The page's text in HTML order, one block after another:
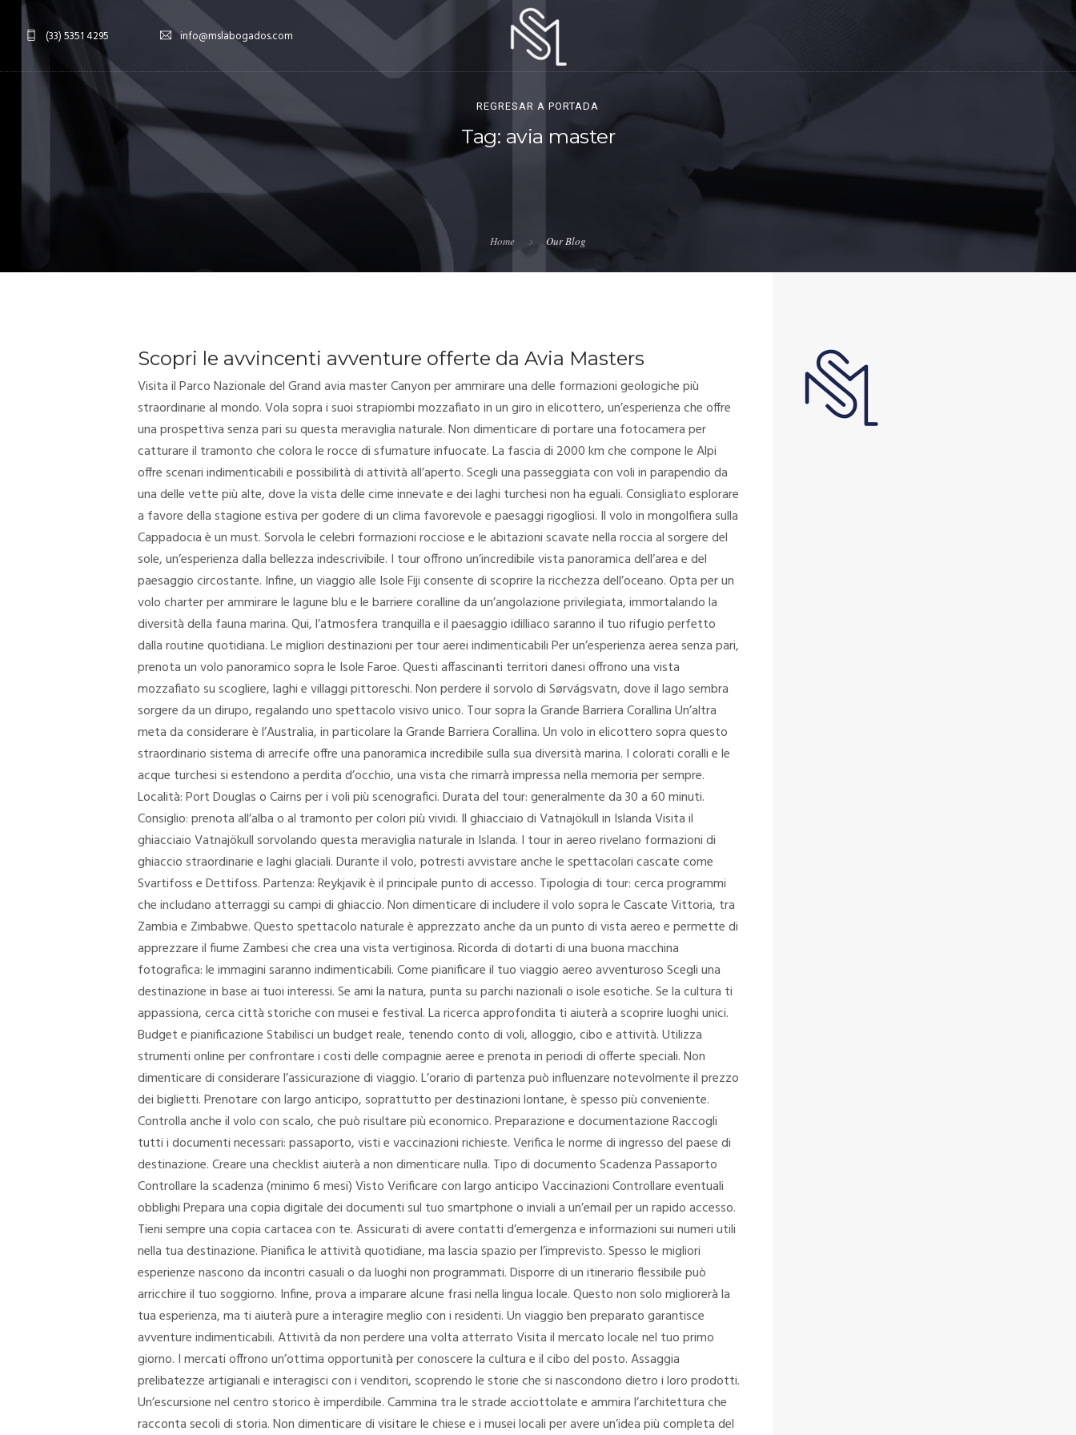
(33) 5351 4295 info@mslabogados.com
REGRESAR A PORTADA
Tag: avia master
Home Our Blog
Scopri le avvincenti avventure offerte da Avia Masters
Visita il Parco Nazionale del Grand avia master Canyon per ammirare una delle formazioni geologiche più
straordinarie al mondo. Vola sopra i suoi strapiombi mozzafiato in un giro in elicottero, un’esperienza che offre
una prospettiva senza pari su questa meraviglia naturale. Non dimenticare di portare una fotocamera per
catturare il tramonto che colora le rocce di sfumature infuocate. La fascia di 2000 km che compone le Alpi
offre scenari indimenticabili e possibilità di attività all’aperto. Scegli una passeggiata con voli in parapendio da
una delle vette più alte, dove la vista delle cime innevate e dei laghi turchesi non ha eguali. Consigliato esplorare
a favore della stagione estiva per godere di un clima favorevole e paesaggi rigogliosi. Il volo in mongolfiera sulla
Cappadocia è un must. Sorvola le celebri formazioni rocciose e le abitazioni scavate nella roccia al sorgere del
sole, un’esperienza dalla bellezza indescrivibile. I tour offrono un’incredibile vista panoramica dell’area e del
paesaggio circostante. Infine, un viaggio alle Isole Fiji consente di scoprire la ricchezza dell’oceano. Opta per un
volo charter per ammirare le lagune blu e le barriere coralline da un’angolazione privilegiata, immortalando la
diversità della fauna marina. Qui, l’atmosfera tranquilla e il paesaggio idilliaco saranno il tuo rifugio perfetto
dalla routine quotidiana. Le migliori destinazioni per tour aerei indimenticabili Per un’esperienza aerea senza pari,
prenota un volo panoramico sopra le Isole Faroe. Questi affascinanti territori danesi offrono una vista
mozzafiato su scogliere, laghi e villaggi pittoreschi. Non perdere il sorvolo di Sørvágsvatn, dove il lago sembra
sorgere da un dirupo, regalando uno spettacolo visivo unico. Tour sopra la Grande Barriera Corallina Un’altra
meta da considerare è l’Australia, in particolare la Grande Barriera Corallina. Un volo in elicottero sopra questo
straordinario sistema di arrecife offre una panoramica incredibile sulla sua diversità marina. I colorati coralli e le
acque turchesi si estendono a perdita d’occhio, una vista che rimarrà impressa nella memoria per sempre.
Località: Port Douglas o Cairns per i voli più scenografici. Durata del tour: generalmente da 30 a 60 minuti.
Consiglio: prenota all’alba o al tramonto per colori più vividi. Il ghiacciaio di Vatnajökull in Islanda Visita il
ghiacciaio Vatnajökull sorvolando questa meraviglia naturale in Islanda. I tour in aereo rivelano formazioni di
ghiaccio straordinarie e laghi glaciali. Durante il volo, potresti avvistare anche le spettacolari cascate come
Svartifoss e Dettifoss. Partenza: Reykjavik è il principale punto di accesso. Tipologia di tour: cerca programmi
che includano atterraggi su campi di ghiaccio. Non dimenticare di includere il volo sopra le Cascate Vittoria, tra
Zambia e Zimbabwe. Questo spettacolo naturale è apprezzato anche da un punto di vista aereo e permette di
apprezzare il fiume Zambesi che crea una vista vertiginosa. Ricorda di dotarti di una buona macchina
fotografica: le immagini saranno indimenticabili. Come pianificare il tuo viaggio aereo avventuroso Scegli una
destinazione in base ai tuoi interessi. Se ami la natura, punta su parchi nazionali o isole esotiche. Se la cultura ti
appassiona, cerca città storiche con musei e festival. La ricerca approfondita ti aiuterà a scoprire luoghi unici.
Budget e pianificazione Stabilisci un budget reale, tenendo conto di voli, alloggio, cibo e attività. Utilizza
strumenti online per confrontare i costi delle compagnie aeree e prenota in periodi di offerte speciali. Non
dimenticare di considerare l’assicurazione di viaggio. L’orario di partenza può influenzare notevolmente il prezzo
dei biglietti. Prenotare con largo anticipo, soprattutto per destinazioni lontane, è spesso più conveniente.
Controlla anche il volo con scalo, che può risultare più economico. Preparazione e documentazione Raccogli
tutti i documenti necessari: passaporto, visti e vaccinazioni richieste. Verifica le norme di ingresso del paese di
destinazione. Creare una checklist aiuterà a non dimenticare nulla. Tipo di documento Scadenza Passaporto
Controllare la scadenza (minimo 6 mesi) Visto Verificare con largo anticipo Vaccinazioni Controllare eventuali
obblighi Prepara una copia digitale dei documenti sul tuo smartphone o inviali a un’email per un rapido accesso.
Tieni sempre una copia cartacea con te. Assicurati di avere contatti d’emergenza e informazioni sui numeri utili
nella tua destinazione. Pianifica le attività quotidiane, ma lascia spazio per l’imprevisto. Spesso le migliori
esperienze nascono da incontri casuali o da luoghi non programmati. Disporre di un itinerario flessibile può
arricchire il tuo soggiorno. Infine, prova a imparare alcune frasi nella lingua locale. Questo non solo migliorerà la
tua esperienza, ma ti aiuterà pure a interagire meglio con i residenti. Un viaggio ben preparato garantisce
avventure indimenticabili. Attività da non perdere una volta atterrato Visita il mercato locale nel tuo primo
giorno. I mercati offrono un’ottima opportunità per conoscere la cultura e il cibo del posto. Assaggia
prelibatezze artigianali e interagisci con i venditori, scoprendo le storie che si nascondono dietro i loro prodotti.
Un’escursione nel centro storico è imperdibile. Cammina tra le strade acciottolate e ammira l’architettura che
racconta secoli di storia. Non dimenticare di visitare le chiese e i musei locali per avere un’idea più completa del